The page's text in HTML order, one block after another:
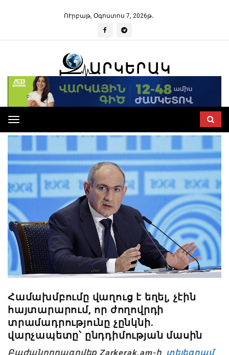
ՈՒրբաթ, Օգոստոս 7, 2026թ․
Toggle
navigation
Համախմբումը վաղուց է եղել, չէին
հայտարարում, որ ժողովրդի
տրամադրությունը չընկնի.
վարչապետը՝ ընդդիմության մասին
Բաժանորդագրվեք Zarkerak.am-ի տելեգրամ